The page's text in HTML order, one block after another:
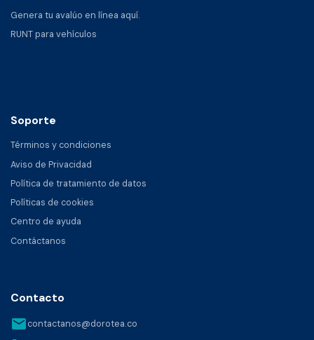
Genera tu avalúo en línea aquí.
RUNT para vehículos
Soporte
Términos y condiciones
Aviso de Privacidad
Política de tratamiento de datos
Políticas de cookies
Centro de ayuda
Contáctanos
Contacto
emailcontactanos@dorotea.co